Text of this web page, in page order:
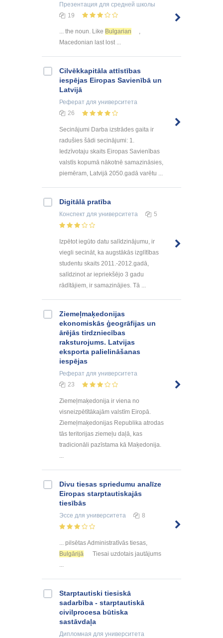
Презентация для средней школы
19
... the noun. Like Bulgarian
,
Macedonian last lost ...
Cilvēkkapitāla attīstības
iespējas Eiropas Savienībā un
Latvijā
Реферат для университета
26
Secinājumi Darba izstrādes gaita ir
radušies šādi secinājumi: 1.
Iedzīvotaju skaits Eiropas Savienības
valstīs kopumā nākotnē samazināsies,
piemēram, Latvijā 2050.gadā varētu ...
Digitālā pratība
Конспект для университета 5
Izpētot iegūto datu salīdzinājumu, ir
viegli secināt, ka augstākās izglītības
studentu skaits 2011.-2012.gadā,
salīdzinot ar iepriekšējo 3 gadu
rādītājiem, ir samazinājies. Tā ...
Ziemeļmaķedonijas
ekonomiskās ģeogrāfijas un
ārējās tirdzniecības
raksturojums. Latvijas
eksporta palielināšanas
iespējas
Реферат для университета
23
Ziemeļmaķedonija ir viena no
visneizpētītākajām valstīm Eiropā.
Ziemeļmaķedonijas Republika atrodas
tās teritorijas ziemeļu daļā, kas
tradicionāli pazīstama kā Maķedonija.
...
Divu tiesas spriedumu analīze
Eiropas starptautiskajās
tiesībās
Эссе для университета 8
... pilsētas Administratīvās tiesas,
Bulgārijā
Tiesai uzdotais jautājums
Starptautiski tiesiskā
sadarbība - starptautiskā
civilprocesa būtiska
sastāvdaļa
Дипломная для университета